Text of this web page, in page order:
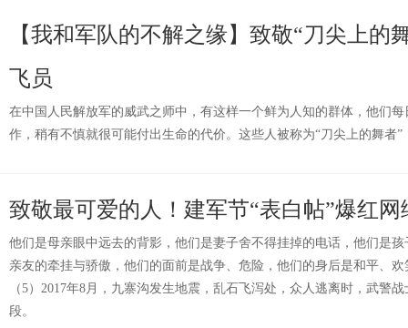
【我和军队的不解之缘】致敬“刀尖上的
飞员
在中国人民解放军的威武之师中，有这样一个鲜为人知的群体，他们
作，稍有不慎就很可能付出生命的代价。这些人被称为“刀尖上的舞者
致敬最可爱的人！建军节“表白帖”爆红网
他们是母亲眼中远去的背影，他们是妻子舍不得挂掉的电话，他们是
亲友的牵挂与骄傲，他们的面前是战争、危险，他们的身后是和平、
（5）2017年8月，九寨沟发生地震，乱石飞泻处，众人逃离时，武警
段。